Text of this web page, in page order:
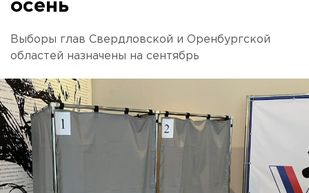
осень
Выборы глав Свердловской и Оренбургской
областей назначены на сентябрь